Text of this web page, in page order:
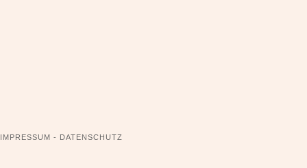
NAVIGATION
ÜBERSPRINGEN
IMPRESSUM - DATENSCHUTZ